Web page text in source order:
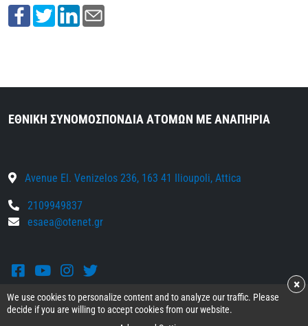
ΕΘΝΙΚΗ ΣΥΝΟΜΟΣΠΟΝΔΙΑ ΑΤΟΜΩΝ ΜΕ ΑΝΑΠΗΡΙΑ
Avenue El. Venizelos 236, 163 41 Ilioupoli, Attica
2109949837
esaea@otenet.gr
FacebookYoutubeInstagram
Twitter
We use cookies to personalize content and to analyze our traffic. Please
decide if you are willing to accept cookies from our website.
×